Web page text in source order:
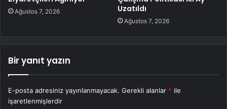
Ağustos 7, 2026
Uzatıldı
Ağustos 7, 2026
Bir yanıt yazın
E-posta adresiniz yayınlanmayacak. Gerekli alanlar * ile
işaretlenmişlerdir